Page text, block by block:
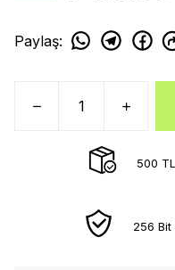
Paylaş:
500
256 Bit